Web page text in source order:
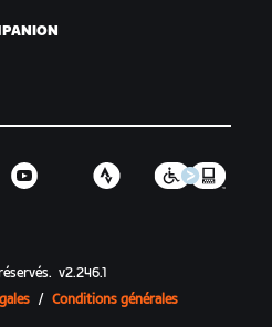
v2.246.1
/ Conditions générales